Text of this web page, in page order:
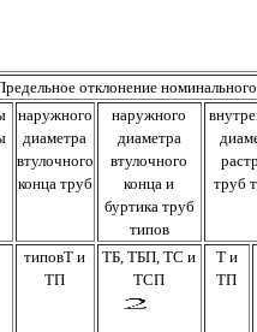
отклонение
наружного
диаметра
втулочного
конца труб
наружного
диаметра
втулочного
конца и
буртика труб
типов
труб
типовТ и
ТП
ТБ, ТБП, ТС и
ТСП
Т и
ТП